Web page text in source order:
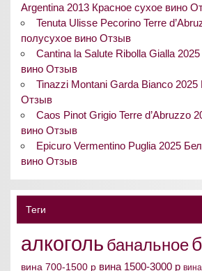
Argentina 2013 Красное сухое вино
Tenuta Ulisse Pecorino Terre
полусухое вино Отзыв
Cantina la Salute Ribolla Gialla
вино Отзыв
Tinazzi Montani Garda Bianco 2025
Отзыв
Caos Pinot Grigio Terre d’Abruzzo
вино Отзыв
Epicuro Vermentino Puglia 2025
вино Отзыв
Теги
алкоголь банальное
вина 700-1500 р вина 1500-3000 р